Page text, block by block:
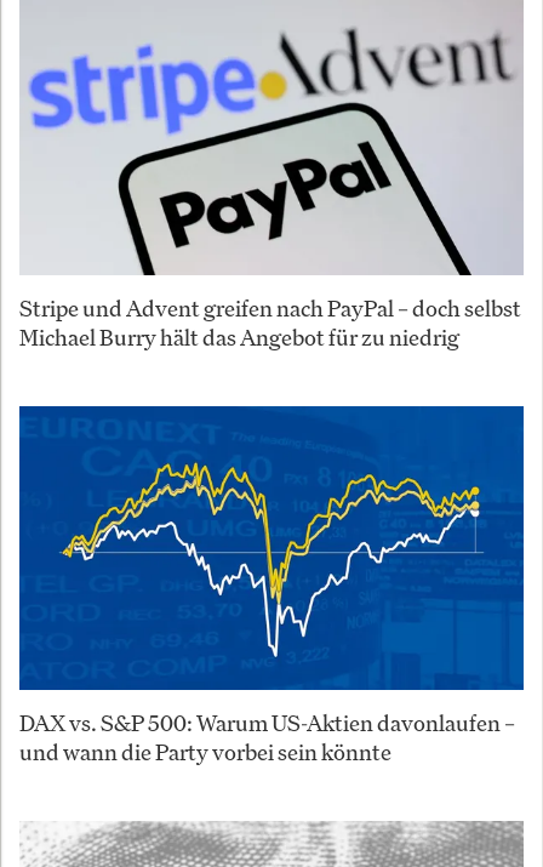
Stripe und Advent greifen nach PayPal – doch selbst
Michael Burry hält das Angebot für zu niedrig
DAX vs. S&P 500: Warum US-Aktien davonlaufen –
und wann die Party vorbei sein könnte